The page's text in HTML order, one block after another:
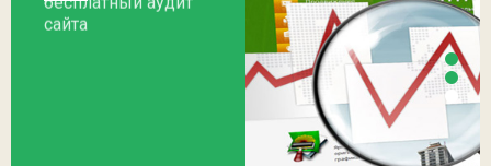
Цены
бесплатный аудит
сайта